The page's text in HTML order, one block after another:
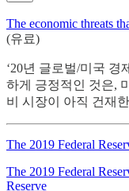
The economic threats
(유료)
‘20년 글로벌/미국 경
하게 긍정적인 것은,
비 시장이 아직 건재
The 2019 Federal
The 2019 Federal
Reserve